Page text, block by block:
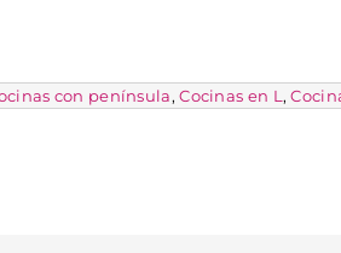
con península,Cocinas en L,